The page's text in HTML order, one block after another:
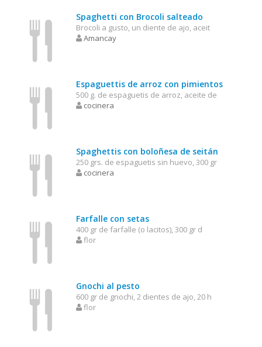
Spaghetti con Brocoli salteado
Brocoli a gusto, un diente de ajo, aceit
Amancay
Espaguettis de arroz con pimientos
500 g. de espaguetis de arroz, aceite de
cocinera
Spaghettis con boloñesa de seitán
250 grs. de espaguetis sin huevo, 300 gr
cocinera
Farfalle con setas
400 gr de farfalle (o lacitos), 300 gr d
flor
Gnochi al pesto
600 gr de gnochi, 2 dientes de ajo, 20 h
flor